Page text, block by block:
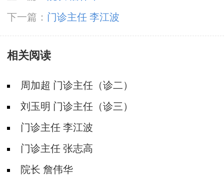
下一篇： 门诊主任 李江波
相关阅读
周加超 门诊主任（诊二）
刘玉明 门诊主任（诊三）
门诊主任 李江波
门诊主任 张志高
院长 詹伟华